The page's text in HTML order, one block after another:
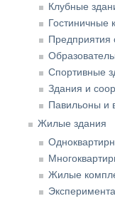
Клубные
Гостиничные
Предприятия
Спортивные
Здания и
Павильоны и
Жилые здания
Жилые